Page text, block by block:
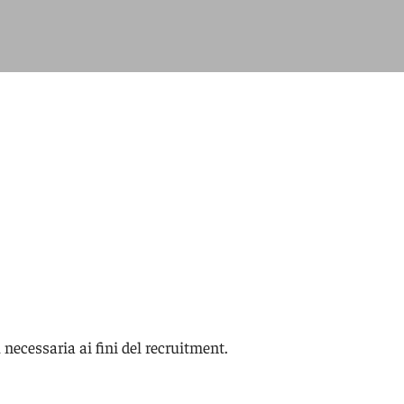
ai fini del recruitment.